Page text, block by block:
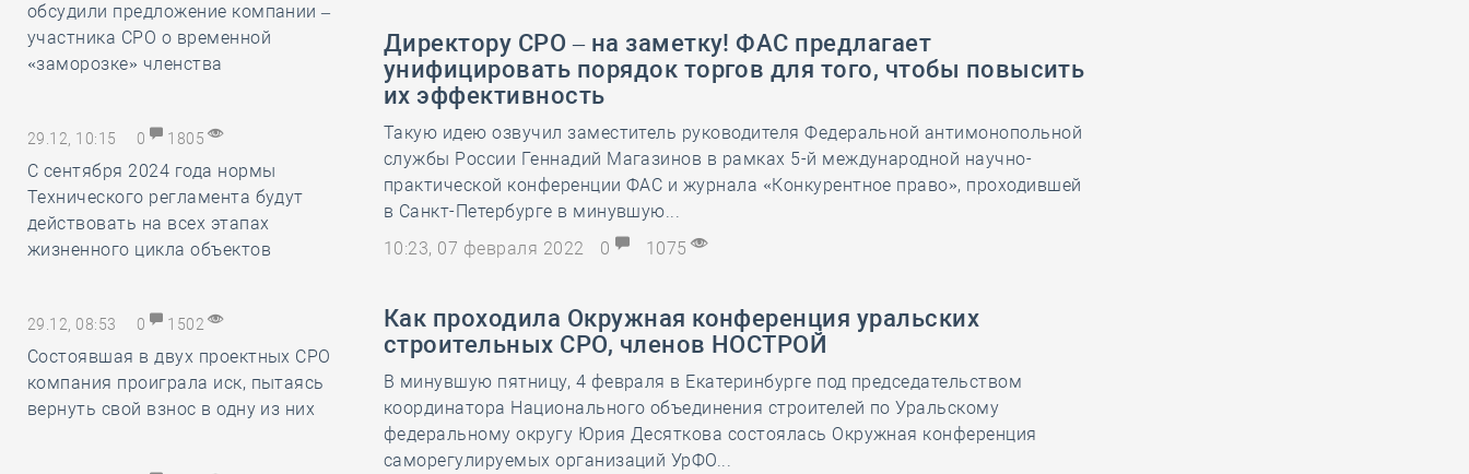
обсудили предложение компании –
участника СРО о временной
«заморозке» членства
29.12, 10:15 0 1805
С сентября 2024 года нормы
Технического регламента будут
действовать на всех этапах
жизненного цикла объектов
29.12, 08:53 0 1502
Состоявшая в двух проектных СРО
компания проиграла иск, пытаясь
вернуть свой взнос в одну из них
Директору СРО – на заметку! ФАС предлагает
унифицировать порядок торгов для того, чтобы повысить
их эффективность
Такую идею озвучил заместитель руководителя Федеральной антимонопольной
службы России Геннадий Магазинов в рамках 5-й международной научно-
практической конференции ФАС и журнала «Конкурентное право», проходившей
в Санкт-Петербурге в минувшую...
10:23, 07 февраля 2022
0 1075
Как проходила Окружная конференция уральских
строительных СРО, членов НОСТРОЙ
В минувшую пятницу, 4 февраля в Екатеринбурге под председательством
координатора Национального объединения строителей по Уральскому
федеральному округу Юрия Десяткова состоялась Окружная конференция
саморегулируемых организаций УрФО...